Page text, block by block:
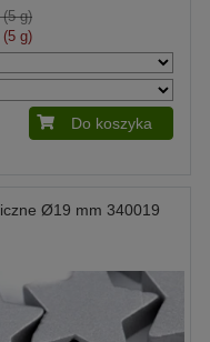
g)
g)
Do koszyka
Ø19 mm 340019